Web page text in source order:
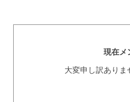
現在メ
大変申し訳あり